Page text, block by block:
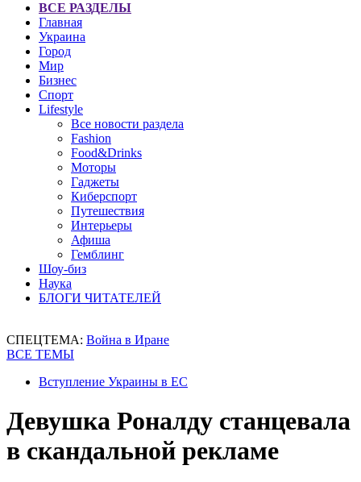
ВСЕ РАЗДЕЛЫ
Главная
Украина
Город
Мир
Бизнес
Спорт
Lifestyle
Все новости раздела
Fashion
Food&Drinks
Моторы
Гаджеты
Киберспорт
Путешествия
Интерьеры
Афиша
Гемблинг
Шоу-биз
Наука
БЛОГИ ЧИТАТЕЛЕЙ
СПЕЦТЕМА: Война в Иране
ВСЕ ТЕМЫ
Вступление Украины в ЕС
Девушка Роналду станцевала
в скандальной рекламе